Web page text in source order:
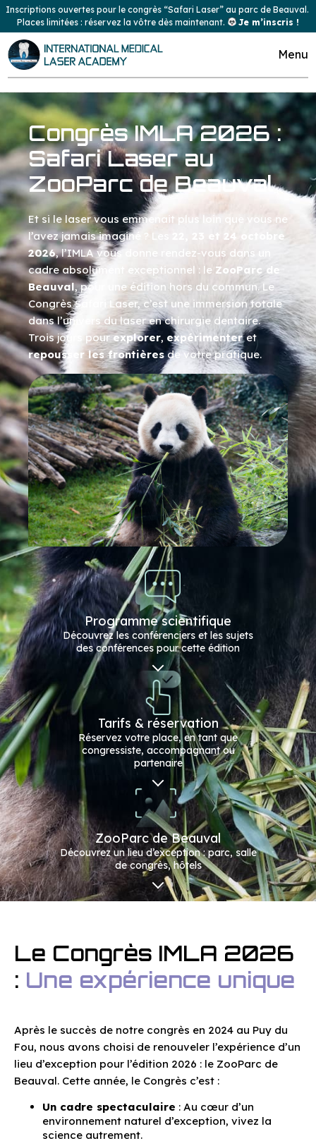
Inscriptions ouvertes pour le congrès “Safari Laser” au parc de Beauval.
Places limitées : réservez la vôtre dès maintenant.
Je m’inscris !
Menu
Congrès IMLA 2026 :
Safari Laser au
ZooParc de Beauval
Et si le laser vous emmenait plus loin que vous ne
l’avez jamais imaginé ? Les
22, 23 et 24 octobre
2026, l’IMLA vous donne rendez-vous dans un
cadre absolument exceptionnel : le ZooParc de
Beauval, pour une édition hors du commun. Le
Congrès Safari Laser, c’est une immersion totale
dans l’univers du laser en chirurgie dentaire.
Trois jours pourexplorer, expérimenteret
repousser les frontièresde votre pratique.
Programme scientifique
Découvrez les conférenciers et les sujets
des conférences pour cette édition
Tarifs & réservation
Réservez votre place, en tant que
congressiste, accompagnant ou
partenaire
ZooParc de Beauval
Découvrez un lieu d’exception : parc, salle
de congrès, hôtels
Le Congrès IMLA 2026
: Une expérience unique
Après le succès de notre congrès en 2024 au Puy du
Fou, nous avons choisi de renouveler l’expérience d’un
lieu d’exception pour l’édition 2026 : le ZooParc de
Beauval. Cette année, le Congrès c’est :
Un cadre spectaculaire : Au cœur d’un
environnement naturel d’exception, vivez la
science autrement.